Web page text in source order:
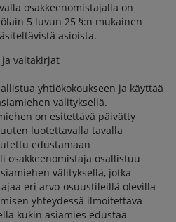
osakkeenomistajalla on
5 luvun 25 §:n mukainen
asioista.
valtakirjat
yhtiökokoukseen ja käyttää
välityksellä.
on esitettävä päivätty
luotettavalla tavalla
edustamaan
osakkeenomistaja osallistuu
välityksellä, jotka
eri arvo-osuustileillä olevilla
yhteydessä ilmoitettava
kukin asiamies edustaa